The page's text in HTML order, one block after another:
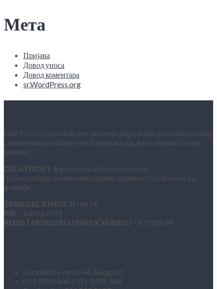
Мета
Пријава
Довод уноса
Довод коментара
sr.WordPress.org
FAKT DOO poseduje dve decenije dugu tradiciju u maloprodaji
i veleprodaji u oblasti elektroinstalacija, kao i delova za belu
tehniku.
DELATNOST: trgovina na veliko metalnom
robom,instalacionim materijalima opremom i priborom za
grejanje.
ŠIFRA DELATNOSTI : 4674
PIB – 100147499
REGISTARSKI BROJ/MATIČNI BROJ – 17135694
Gundulićev venac 44, Beograd
011 3391 484 | 011 3391 368